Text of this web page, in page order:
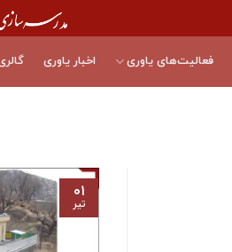
فعالیت‌های یاوری اخبار یاوری
۰۱
تیر